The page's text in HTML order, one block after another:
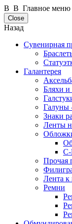
В В Главное меню
Close
Назад
Сувенирная
Галантерея
Бляхи
Галуны
Знаки
Ленты
С-
Прочая
Лента к
Ремни